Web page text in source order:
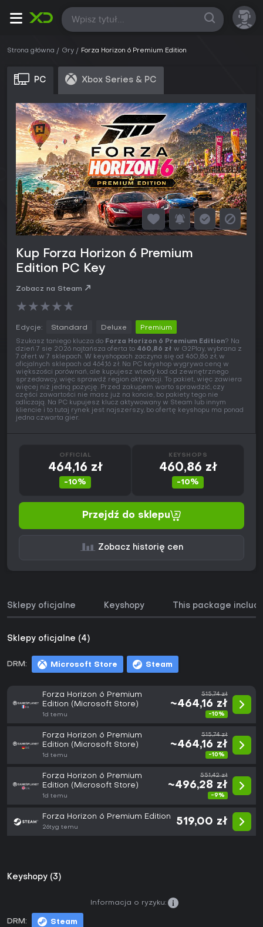
Wszystkie
Strona główna Gry Forza Horizon 6 Premium Edition
PC Xbox Series & PC
Kup Forza Horizon 6 Premium
Edition PC Key
Zobacz na Steam
★★★★★
Edycje: Standard Deluxe Premium
Szukasz taniego klucza do Forza Horizon 6 Premium Edition? Na
dzień 7 sie 2026 najtańsza oferta to 460,86 zł w G2Play, wybrana z
7 ofert w 7 sklepach. W keyshopach zaczyna się od 460,86 zł, w
oficjalnych sklepach od 464,16 zł. Na PC keyshop wygrywa ceną w
większości porównań, ale kupujesz wtedy kod od zewnętrznego
sprzedawcy, więc sprawdź region aktywacji. To pakiet, więc zawiera
więcej niż jedną pozycję. Przed zakupem warto sprawdzić, czy
części zawartości nie masz już na koncie, bo pakiety tego nie
odliczają. Na PC kupujesz klucz aktywowany w Steam lub innym
kliencie i to tutaj rynek jest najszerszy, bo ofertę keyshopu ma ponad
jedna czwarta gier.
OFFICIAL
464,16 zł
-10%
KEYSHOPS
460,86 zł
-10%
Przejdź do sklepu
Zobacz historię cen
Sklepy oficjalne Keyshopy This package
Sklepy oficjalne (4)
DRM: Microsoft Store Steam
Forza Horizon 6 Premium
Edition (Microsoft Store)
1d temu
515,74 zł
~464,16 zł
-10%
Forza Horizon 6 Premium
Edition (Microsoft Store)
1d temu
515,74 zł
~464,16 zł
-10%
Forza Horizon 6 Premium
Edition (Microsoft Store)
1d temu
551,42 zł
~496,28 zł
-9%
Forza Horizon 6 Premium Edition
26tyg temu
519,00 zł
Keyshopy (3)
DRM: Steam
Informacja o ryzyku: